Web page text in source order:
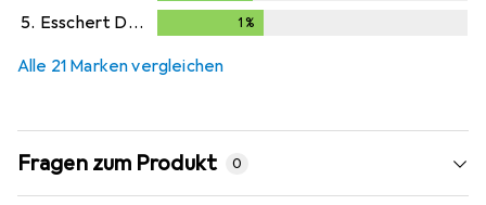
5. Esschert Design 1 %
Alle 21 Marken vergleichen
Fragen zum Produkt 0